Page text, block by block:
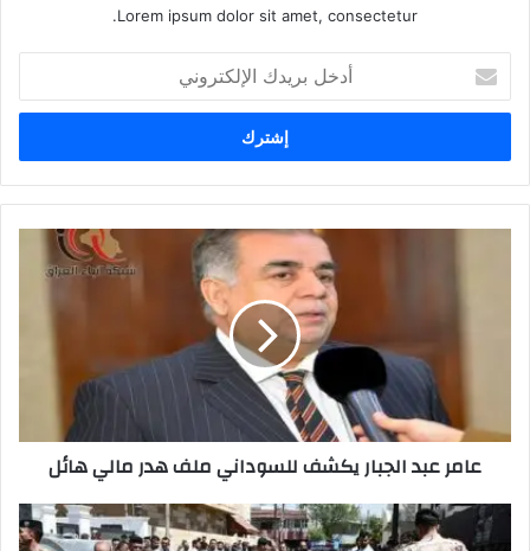
Lorem ipsum dolor sit amet, consectetur.
بريدك
الإلكتروني
هائل
عامر عبد الجبار يكشف للسوداني ملف هدر مالي هائل
جرحى
معظمهم